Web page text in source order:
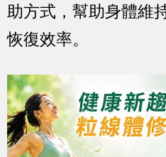
助方式，幫助身體維
恢復效率。